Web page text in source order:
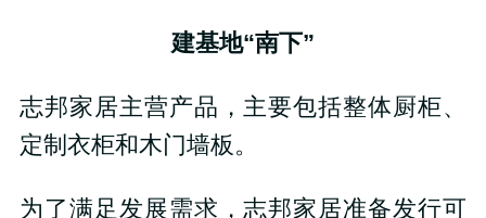
建基地“南下”
志邦家居主营产品，主要包括整体厨柜、
定制衣柜和木门墙板。
为了满足发展需求，志邦家居准备发行可